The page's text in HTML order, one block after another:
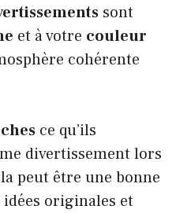
sont
et à votre couleur
cohérente
ce qu’ils
divertissement lors
peut être une bonne
originales et